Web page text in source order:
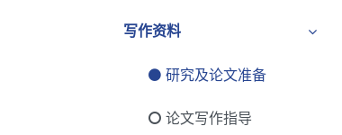
写作资料
研究及论文准备
论文写作指导